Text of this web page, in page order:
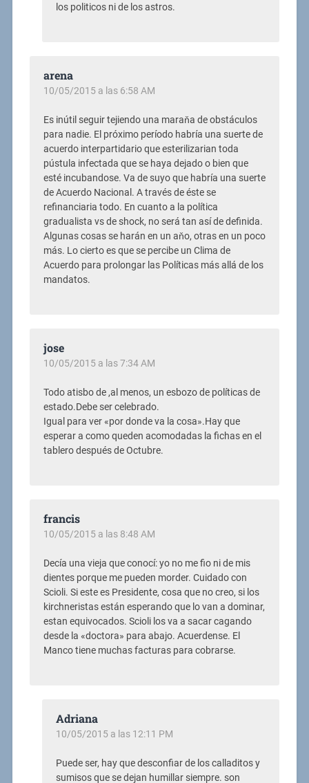
los politicos ni de los astros.
arena
10/05/2015 a las 6:58 AM
Es inútil seguir tejiendo una maraňa de obstáculos
para nadie. El próximo período habría una suerte de
acuerdo interpartidario que esterilizarian toda
pústula infectada que se haya dejado o bien que
esté incubandose. Va de suyo que habría una suerte
de Acuerdo Nacional. A través de éste se
refinanciaria todo. En cuanto a la política
gradualista vs de shock, no será tan así de definida.
Algunas cosas se harán en un aňo, otras en un poco
más. Lo cierto es que se percibe un Clima de
Acuerdo para prolongar las Políticas más allá de los
mandatos.
jose
10/05/2015 a las 7:34 AM
Todo atisbo de ,al menos, un esbozo de políticas de
estado.Debe ser celebrado.
Igual para ver «por donde va la cosa».Hay que
esperar a como queden acomodadas la fichas en el
tablero después de Octubre.
francis
10/05/2015 a las 8:48 AM
Decía una vieja que conocí: yo no me fio ni de mis
dientes porque me pueden morder. Cuidado con
Scioli. Si este es Presidente, cosa que no creo, si los
kirchneristas están esperando que lo van a dominar,
estan equivocados. Scioli los va a sacar cagando
desde la «doctora» para abajo. Acuerdense. El
Manco tiene muchas facturas para cobrarse.
Adriana
10/05/2015 a las 12:11 PM
Puede ser, hay que desconfiar de los calladitos y
sumisos que se dejan humillar siempre. son